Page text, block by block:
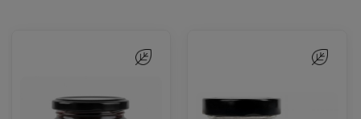
Do ulubionych
Do ulubionych Do
Do